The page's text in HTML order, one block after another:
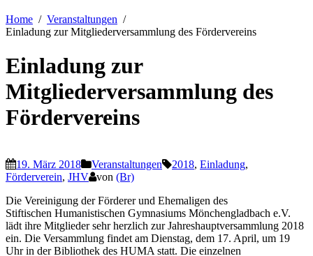
Home
Veranstaltungen
Einladung zur Mitgliederversammlung des Fördervereins
Einladung zur
Mitgliederversammlung des
Fördervereins
19. März 2018 Veranstaltungen 2018, Einladung,
Förderverein, JHV von (Br)
Die Vereinigung der Förderer und Ehemaligen des
Stiftischen Humanistischen Gymnasiums Mönchengladbach e.V.
lädt ihre Mitglieder sehr herzlich zur Jahreshauptversammlung 2018
ein. Die Versammlung findet am Dienstag, dem 17. April, um 19
Uhr in der Bibliothek des HUMA statt. Die einzelnen